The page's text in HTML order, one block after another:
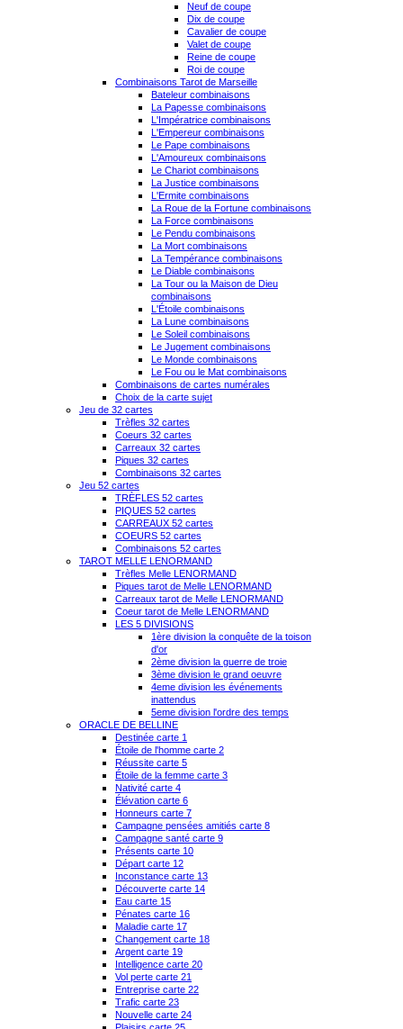
Neuf de coupe
Dix de coupe
Cavalier de coupe
Valet de coupe
Reine de coupe
Roi de coupe
Combinaisons Tarot de Marseille
Bateleur combinaisons
La Papesse combinaisons
L'Impératrice combinaisons
L'Empereur combinaisons
Le Pape combinaisons
L'Amoureux combinaisons
Le Chariot combinaisons
La Justice combinaisons
L'Ermite combinaisons
La Roue de la Fortune combinaisons
La Force combinaisons
Le Pendu combinaisons
La Mort combinaisons
La Tempérance combinaisons
Le Diable combinaisons
La Tour ou la Maison de Dieu
combinaisons
L'Étoile combinaisons
La Lune combinaisons
Le Soleil combinaisons
Le Jugement combinaisons
Le Monde combinaisons
Le Fou ou le Mat combinaisons
Combinaisons de cartes numérales
Choix de la carte sujet
Jeu de 32 cartes
Trèfles 32 cartes
Coeurs 32 cartes
Carreaux 32 cartes
Piques 32 cartes
Combinaisons 32 cartes
Jeu 52 cartes
TRÈFLES 52 cartes
PIQUES 52 cartes
CARREAUX 52 cartes
COEURS 52 cartes
Combinaisons 52 cartes
TAROT MELLE LENORMAND
Trèfles Melle LENORMAND
Piques tarot de Melle LENORMAND
Carreaux tarot de Melle LENORMAND
Coeur tarot de Melle LENORMAND
LES 5 DIVISIONS
1ère division la conquête de la toison
d'or
2ème division la guerre de troie
3ème division le grand oeuvre
4eme division les événements
inattendus
5eme division l'ordre des temps
ORACLE DE BELLINE
Destinée carte 1
Étoile de l'homme carte 2
Réussite carte 5
Étoile de la femme carte 3
Nativité carte 4
Élévation carte 6
Honneurs carte 7
Campagne pensées amitiés carte 8
Campagne santé carte 9
Présents carte 10
Départ carte 12
Inconstance carte 13
Découverte carte 14
Eau carte 15
Pénates carte 16
Maladie carte 17
Changement carte 18
Argent carte 19
Intelligence carte 20
Vol perte carte 21
Entreprise carte 22
Trafic carte 23
Nouvelle carte 24